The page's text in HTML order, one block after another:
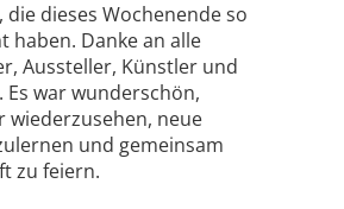
die dieses Wochenende so
haben. Danke an alle
Aussteller, Künstler und
Es war wunderschön,
wiederzusehen, neue
und gemeinsam
zu feiern.